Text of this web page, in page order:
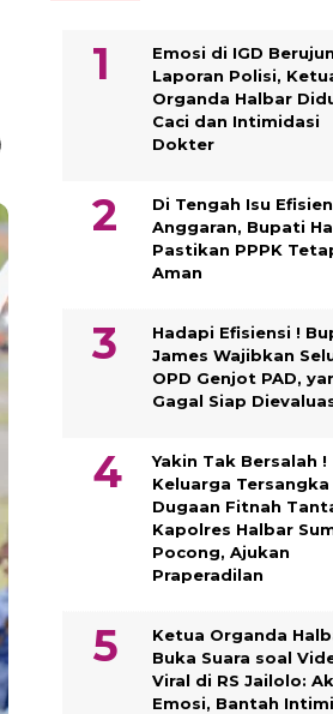
Emosi di IGD
Laporan Polisi,
Organda Halbar
Caci dan Intimidasi
Dokter
Di Tengah Isu
Anggaran, Bupati
Pastikan PPPK
Aman
Hadapi Efisiensi !
James Wajibkan
OPD Genjot PAD,
Gagal Siap
Yakin Tak Bersalah !
Keluarga Tersangka
Dugaan Fitnah
Kapolres Halbar
Pocong, Ajukan
Praperadilan
Ketua Organda
Buka Suara soal
Viral di RS Jailolo:
Emosi, Bantah